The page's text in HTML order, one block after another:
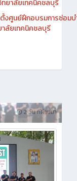
ดตั้งศูนย์ฝึกอบรมการซ่
ยาลัยเทคนิคชลบุรี
ศูนย์ฝึกอบรมการซ่อมบ
2 วัน ที่ผ่านมา